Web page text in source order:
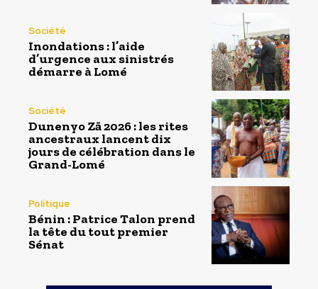
Société
Inondations : l’aide
d’urgence aux sinistrés
démarre à Lomé
Société
Dunenyo Zā 2026 : les rites
ancestraux lancent dix
jours de célébration dans le
Grand-Lomé
Politique
Bénin : Patrice Talon prend
la tête du tout premier
Sénat